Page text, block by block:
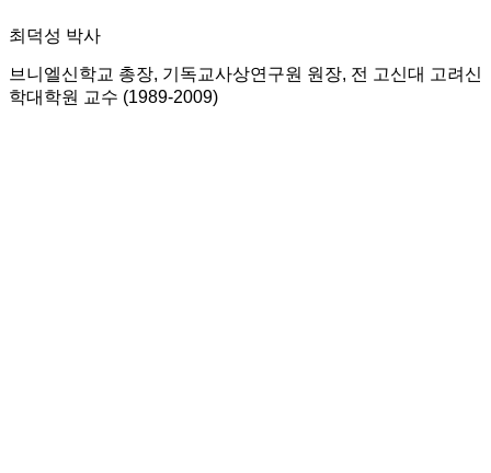
최덕성 박사
브니엘신학교 총장, 기독교사상연구원 원장, 전 고신대 고려신
학대학원 교수 (1989-2009)